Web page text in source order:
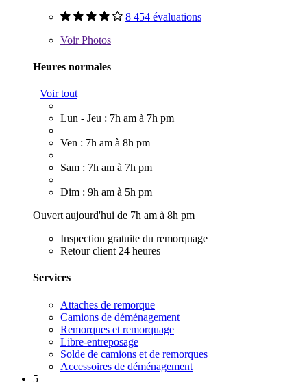
8 454 évaluations
VoirPhotos
Heures normales
Voir tout
Lun - Jeu : 7h am à 7h pm
Ven : 7h am à 8h pm
Sam : 7h am à 7h pm
Dim : 9h am à 5h pm
Ouvert aujourd'hui de 7h am à 8h pm
Inspection gratuite du remorquage
Retour client 24 heures
Services
Attaches de remorque
Camions de déménagement
Remorques et remorquage
Libre-entreposage
Solde de camions et de remorques
Accessoires de déménagement
5